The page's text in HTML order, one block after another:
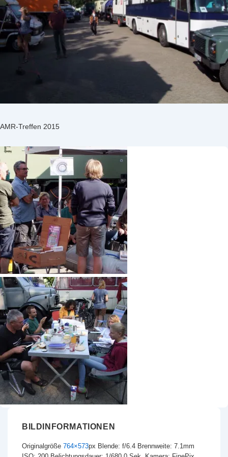
AMR-Treffen 2015
BILDINFORMATIONEN
Originalgröße 764×573px Blende: f/6.4 Brennweite: 7.1mm